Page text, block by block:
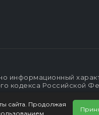
кодекса Российской
сайта. Продолжая